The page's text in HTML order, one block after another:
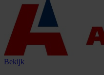
Bekijk